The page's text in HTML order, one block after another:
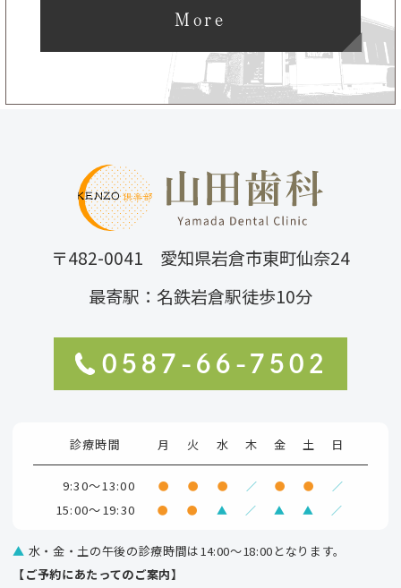
More
〒482-0041 愛知県岩倉市東町仙奈24
最寄駅：名鉄岩倉駅徒歩10分
0587-66-7502
診療時間 月 火 水 木 金 土 日
9:30～13:00 ● ● ● ／ ● ● ／
15:00～19:30 ● ● ▲ ／ ▲ ▲ ／
▲ 水・金・土の午後の診療時間は14:00～18:00となります。
【ご予約にあたってのご案内】